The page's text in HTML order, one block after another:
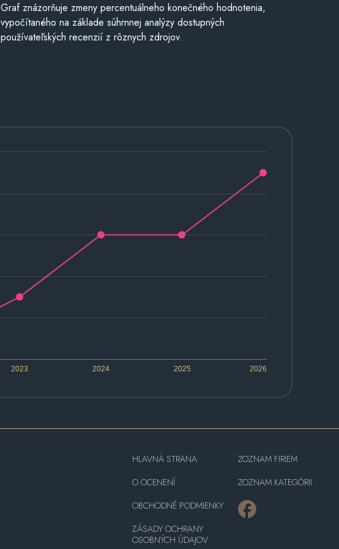
Graf znázorňuje zmeny percentuálneho konečného hodnotenia,
vypočítaného na základe súhrnnej analýzy dostupných
používateľských recenzií z rôznych zdrojov.
2023 2024 2025 2026
HLAVNÁ STRANA
O OCENENÍ
OBCHODNÉ PODMIENKY
ZÁSADY OCHRANY
OSOBNÝCH ÚDAJOV
ZOZNAM FIRIEM
ZOZNAM KATEGÓRII